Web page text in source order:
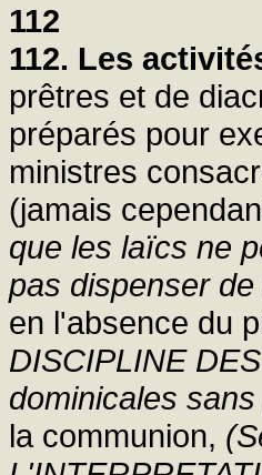
112
112. Les
prêtres et de
préparés pour
ministres
(jamais
que les laïcs ne
pas dispenser
en l'absence du
DISCIPLINE
dominicales
la communion,